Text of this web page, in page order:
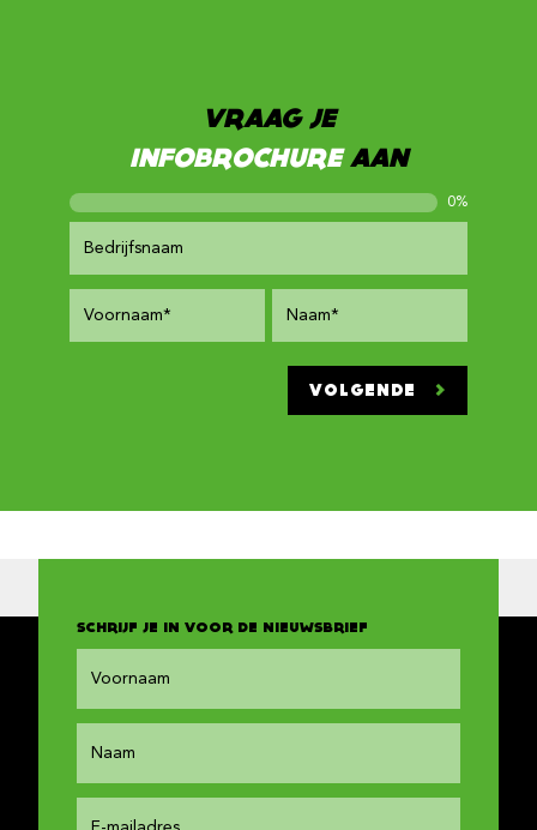
VRAAG JE
INFOBROCHUREAAN
0%
VOLGENDE
SCHRIJF JE IN VOOR DE NIEUWSBRIEF